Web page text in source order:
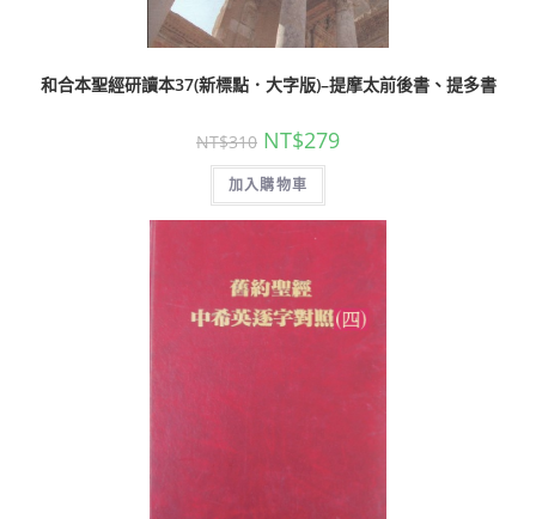
和合本聖經研讀本37(新標點．大字版)–提摩太前後書、提多書
NT$310 NT$279
加入購物車